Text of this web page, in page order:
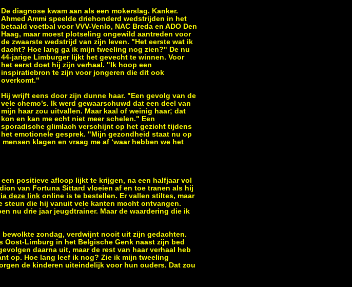
De diagnose kwam aan als een mokerslag. Kanker.
Ahmed Ammi speelde driehonderd wedstrijden in het
betaald voetbal voor VVV-Venlo, NAC Breda en ADO Den
Haag, maar moest plotseling ongewild aantreden voor
de zwaarste wedstrijd van zijn leven. "Het eerste wat ik
dacht? Hoe lang ga ik mijn tweeling nog zien?" De nu
44-jarige Limburger lijkt het gevecht te winnen. Voor
het eerst doet hij zijn verhaal. "Ik hoop een
inspiratiebron te zijn voor jongeren die dit ook
overkomt."
Hij wrijft eens door zijn dunne haar. "Een gevolg van de
vele chemo’s. Ik werd gewaarschuwd dat een deel van
mijn haar zou uitvallen. Maar kaal of weinig haar; dat
kon en kan me echt niet meer schelen." Een
sporadische glimlach verschijnt op het gezicht tijdens
het emotionele gesprek. "Mijn gezondheid staat nu op
klagen en vraag me af ‘waar hebben we het
positieve afloop lijkt te krijgen, na een halfjaar vol
van Fortuna Sittard vloeien af en toe tranen als hij
deze link online is te bestellen. Er vallen stiltes, maar
die hij vanuit vele kanten mocht ontvangen.
nu drie jaar jeugdtrainer. Maar de waardering die ik
bewolkte zondag, verdwijnt nooit uit zijn gedachten.
Limburg in het Belgische Genk naast zijn bed
daarna uit, maar de rest van haar verhaal heb
op. Hoe lang leef ik nog? Zie ik mijn tweeling
de kinderen uiteindelijk voor hun ouders. Dat zou